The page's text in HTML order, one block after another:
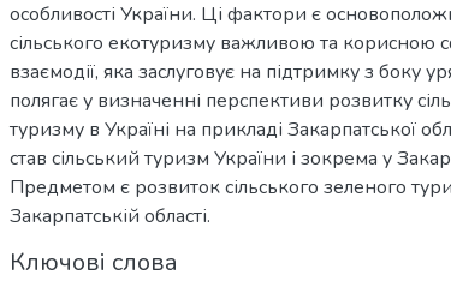
особливості України. Ці фактори є
сільського екотуризму важливою та корисною
взаємодії, яка заслуговує на підтримку з боку
полягає у визначенні перспективи розвитку
туризму в Україні на прикладі Закарпатської
став сільський туризм України і зокрема у
Предметом є розвиток сільського зеленого
Закарпатській області.
Ключові слова